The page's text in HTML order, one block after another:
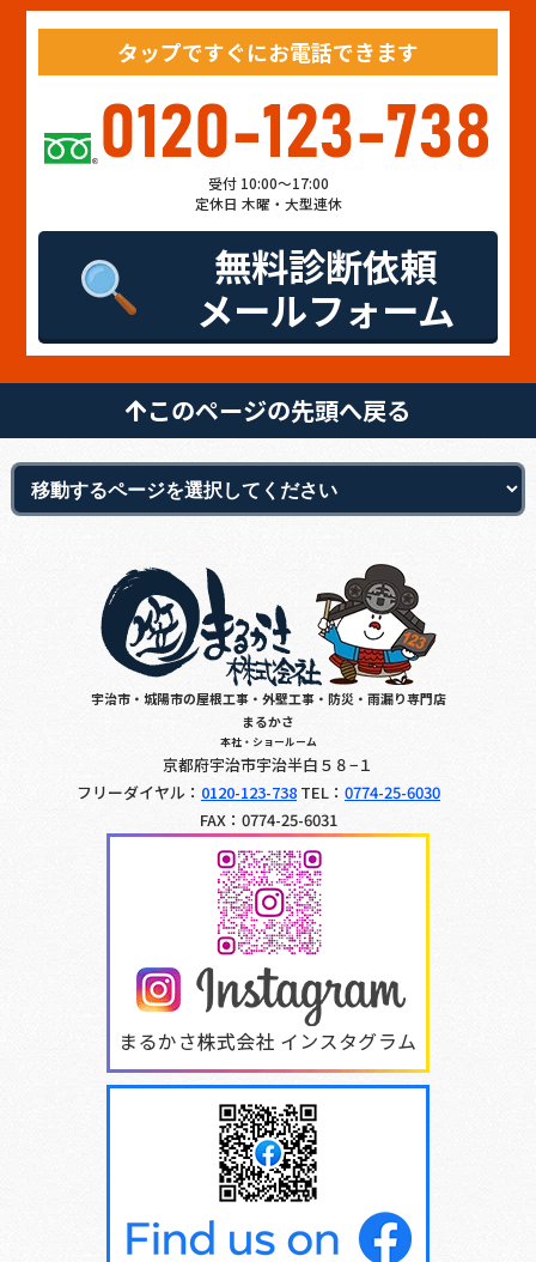
タップですぐにお電話できます
0120-123-738
受付 10:00～17:00
定休日 木曜・大型連休
無料診断依頼
メールフォーム
このページの先頭へ戻る
宇治市・城陽市の屋根工事・外壁工事・防災・雨漏り専門店
まるかさ
本社・ショールーム
京都府宇治市宇治半白５８−１
フリーダイヤル： 0120-123-738 TEL： 0774-25-6030
FAX：0774-25-6031